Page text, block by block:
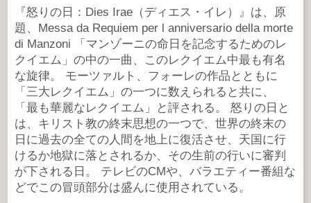
『怒りの日：Dies Irae（ディエス・イレ）』は、原
題、Messa da Requiem per l anniversario della morte
di Manzoni 「マンゾーニの命日を記念するためのレ
クイエム」の中の一曲、このレクイエム中最も有名
な旋律。 モーツァルト、フォーレの作品とともに
「三大レクイエム」の一つに数えられると共に、
「最も華麗なレクイエム」と評される。 怒りの日と
は、キリスト教の終末思想の一つで、世界の終末の
日に過去の全ての人間を地上に復活させ、天国に行
けるか地獄に落とされるか、その生前の行いに審判
が下される日。 テレビのCMや、バラエティー番組な
どでこの冒頭部分は盛んに使用されている。